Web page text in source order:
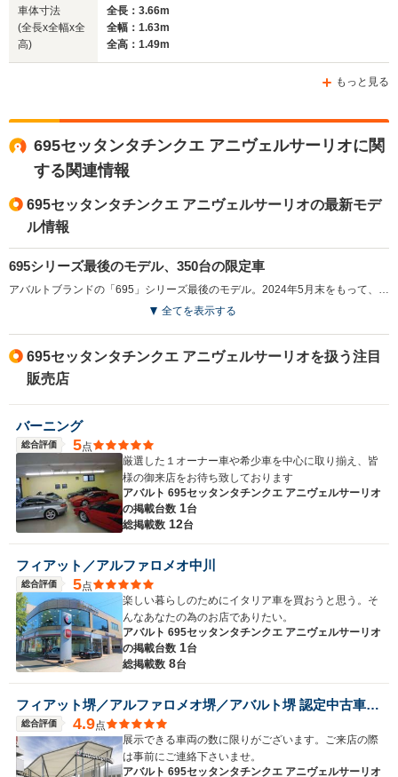
車体寸法
(全長x全幅x全
高)
全長：3.66m
全幅：1.63m
全高：1.49m
もっと見る
695セッタンタチンクエ アニヴェルサーリオに関
する関連情報
695セッタンタチンクエ アニヴェルサーリオの最新モデ
ル情報
695シリーズ最後のモデル、350台の限定車
アバルトブランドの「695」シリーズ最後のモデル。2024年5月末をもって、日本向け生産が終了になったことで設定された。車名のセッタンタチンクエとは、「75」のことであり、アバルトブランド設立から75年の歴史に敬意を表したもの。同車の排気量にちなんで、世界限定1368台の生産（うち350台は日本向け）となる。「アバルト695コンペティツィオーネ」のパワートレインをベースに、ブラックのエクステリアおよびゴールドアクセントを加えたMT専用モデルで、大径フローティングディスクブレーキが装備され、ブレーキ性能が向上。ヘッドレスト一体型サベルト製専用スポーツシート、ゴールドの17インチ14スポークアルミ、専用エンブレムなどの特別装備が施された。（2024.7）
全てを表示する
695セッタンタチンクエ アニヴェルサーリオを扱う注目
販売店
バーニング
総合評価 5点
厳選した１オーナー車や希少車を中心に取り揃え、皆
様の御来店をお待ち致しております
アバルト 695セッタンタチンクエ アニヴェルサーリオ
の掲載台数 1台
総掲載数 12台
フィアット／アルファロメオ中川
総合評価 5点
楽しい暮らしのためにイタリア車を買おうと思う。そ
んなあなたの為のお店でありたい。
アバルト 695セッタンタチンクエ アニヴェルサーリオ
の掲載台数 1台
総掲載数 8台
フィアット堺／アルファロメオ堺／アバルト堺 認定中古車オートエキスパートセンター
総合評価 4.9点
展示できる車両の数に限りがございます。ご来店の際
は事前にご連絡下さいませ。
アバルト 695セッタンタチンクエ アニヴェルサーリオ